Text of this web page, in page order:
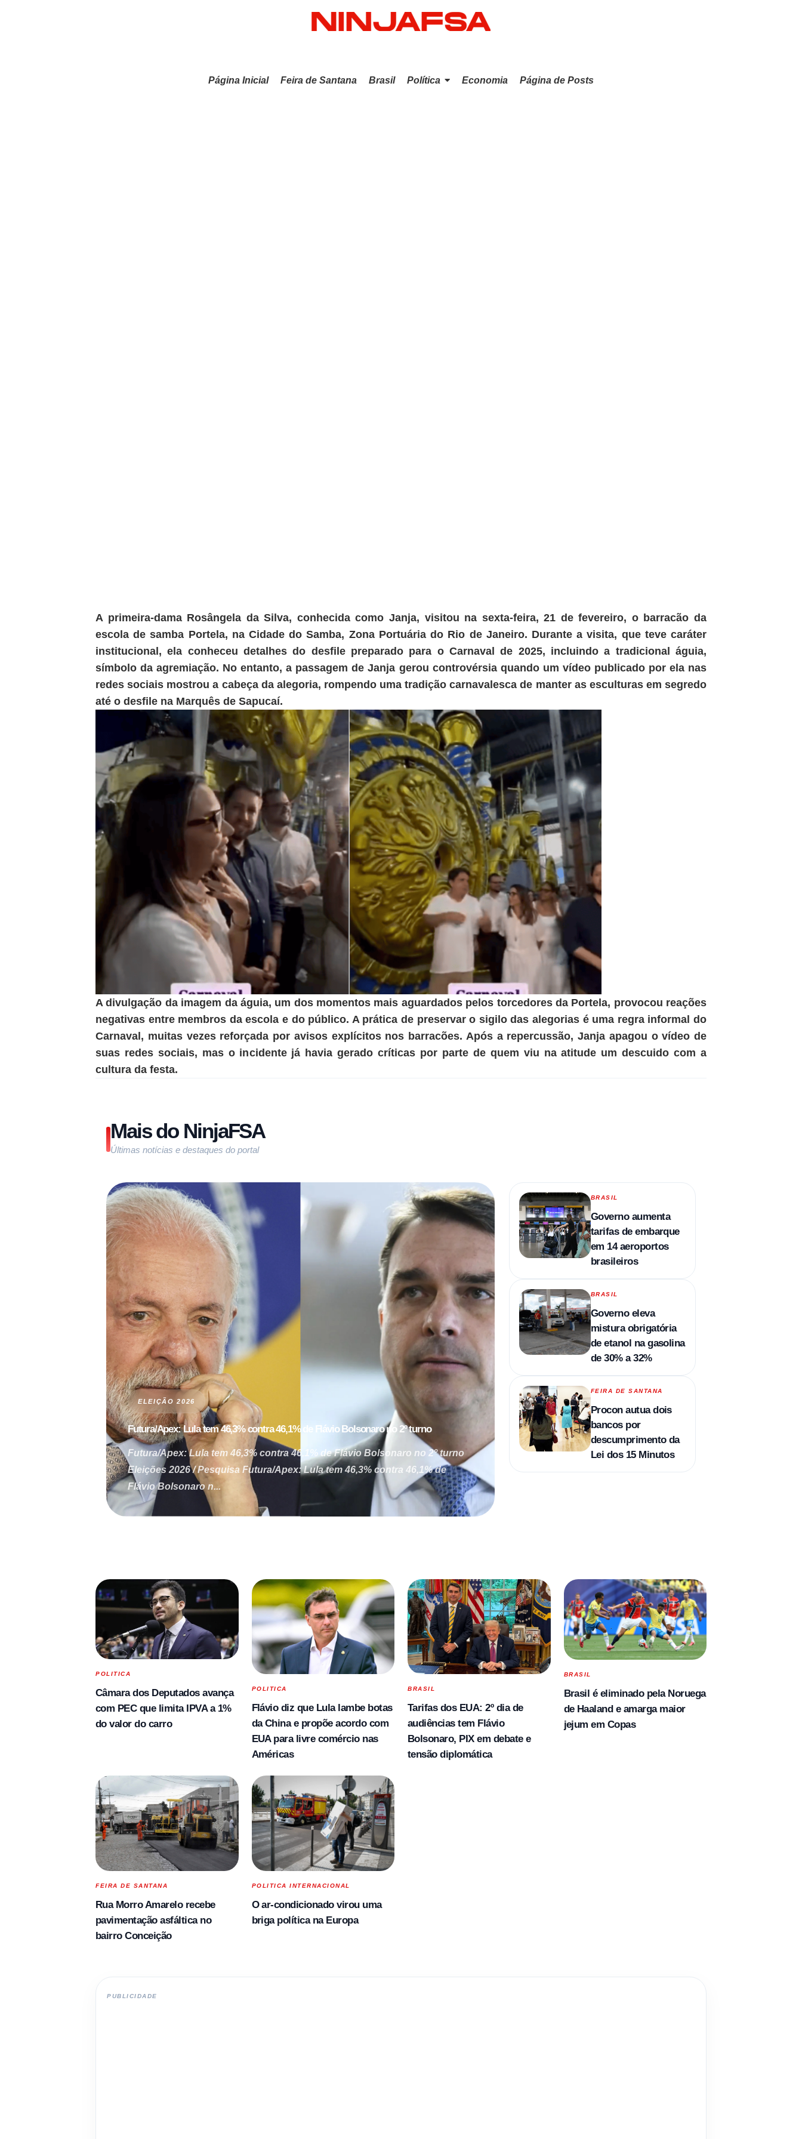
Página Inicial Feira de Santana Brasil Política Economia Página de Posts
A primeira-dama Rosângela da Silva, conhecida como Janja, visitou na sexta-feira, 21 de fevereiro, o barracão da
escola de samba Portela, na Cidade do Samba, Zona Portuária do Rio de Janeiro. Durante a visita, que teve caráter
institucional, ela conheceu detalhes do desfile preparado para o Carnaval de 2025, incluindo a tradicional águia,
símbolo da agremiação. No entanto, a passagem de Janja gerou controvérsia quando um vídeo publicado por ela nas
redes sociais mostrou a cabeça da alegoria, rompendo uma tradição carnavalesca de manter as esculturas em segredo
até o desfile na Marquês de Sapucaí.
A divulgação da imagem da águia, um dos momentos mais aguardados pelos torcedores da Portela, provocou reações
negativas entre membros da escola e do público. A prática de preservar o sigilo das alegorias é uma regra informal do
Carnaval, muitas vezes reforçada por avisos explícitos nos barracões. Após a repercussão, Janja apagou o vídeo de
suas redes sociais, mas o incidente já havia gerado críticas por parte de quem viu na atitude um descuido com a
cultura da festa.
Mais do NinjaFSA
Últimas notícias e destaques do portal
ELEIÇÃO 2026
Futura/Apex: Lula tem 46,3% contra 46,1% de Flávio Bolsonaro no 2º turno
Futura/Apex: Lula tem 46,3% contra 46,1% de Flávio Bolsonaro no 2º turno
Eleições 2026 / Pesquisa Futura/Apex: Lula tem 46,3% contra 46,1% de
Flávio Bolsonaro n...
BRASIL
Governo aumenta
tarifas de embarque
em 14 aeroportos
brasileiros
BRASIL
Governo eleva
mistura obrigatória
de etanol na gasolina
de 30% a 32%
FEIRA DE SANTANA
Procon autua dois
bancos por
descumprimento da
Lei dos 15 Minutos
POLITICA
Câmara dos Deputados avança
com PEC que limita IPVA a 1%
do valor do carro
POLITICA
Flávio diz que Lula lambe botas
da China e propõe acordo com
EUA para livre comércio nas
Américas
BRASIL
Tarifas dos EUA: 2º dia de
audiências tem Flávio
Bolsonaro, PIX em debate e
tensão diplomática
BRASIL
Brasil é eliminado pela Noruega
de Haaland e amarga maior
jejum em Copas
FEIRA DE SANTANA
Rua Morro Amarelo recebe
pavimentação asfáltica no
bairro Conceição
POLITICA INTERNACIONAL
O ar-condicionado virou uma
briga política na Europa
PUBLICIDADE